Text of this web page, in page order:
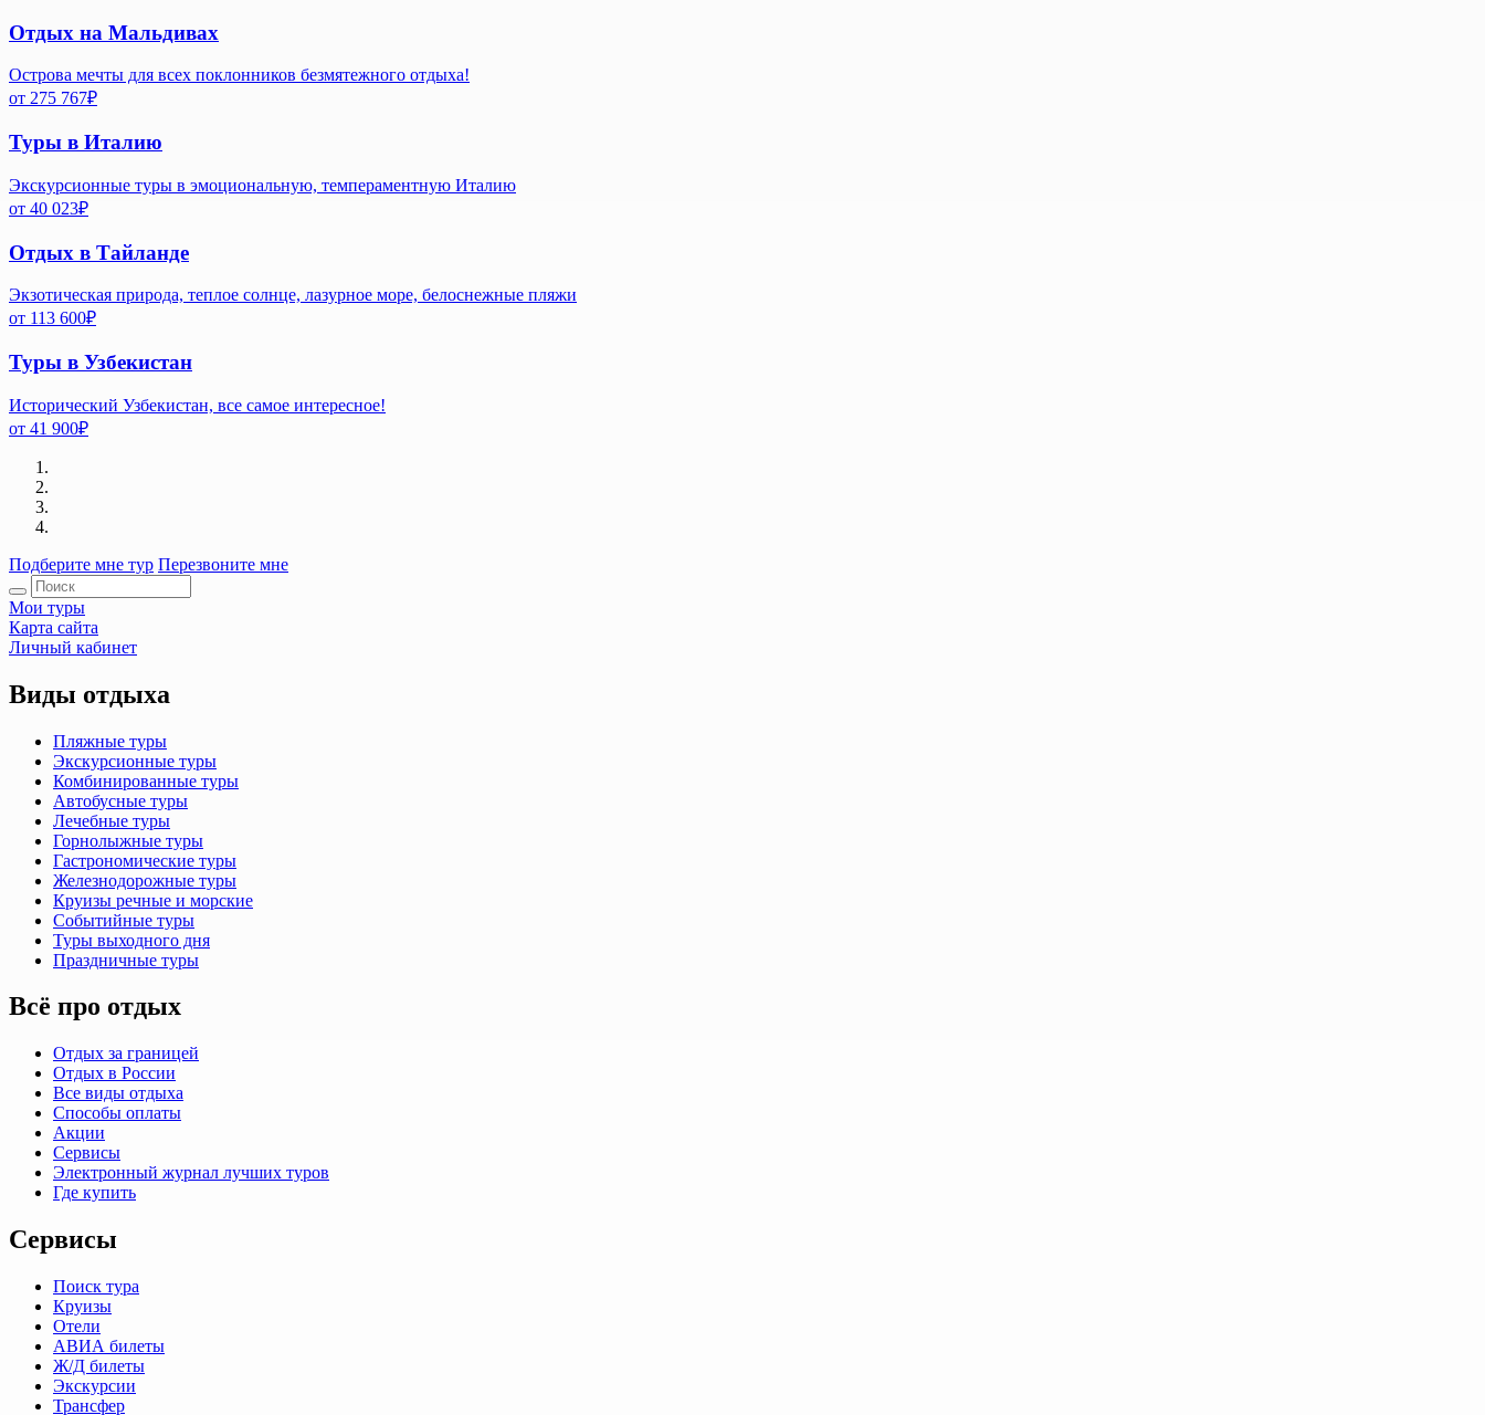
Отдых на Мальдивах
Острова мечты для всех поклонников безмятежного отдыха!
от 275 767₽
Туры в Италию
Экскурсионные туры в эмоциональную, темпераментную Италию
от 40 023₽
Отдых в Тайланде
Экзотическая природа, теплое солнце, лазурное море, белоснежные пляжи
от 113 600₽
Туры в Узбекистан
Исторический Узбекистан, все самое интересное!
от 41 900₽
Подберите мне тур Перезвоните мне
Мои туры
Карта сайта
Личный кабинет
Виды отдыха
Пляжные туры
Экскурсионные туры
Комбинированные туры
Автобусные туры
Лечебные туры
Горнолыжные туры
Гастрономические туры
Железнодорожные туры
Круизы речные и морские
Событийные туры
Туры выходного дня
Праздничные туры
Всё про отдых
Отдых за границей
Отдых в России
Все виды отдыха
Способы оплаты
Акции
Сервисы
Электронный журнал лучших туров
Где купить
Сервисы
Поиск тура
Круизы
Отели
АВИА билеты
Ж/Д билеты
Экскурсии
Трансфер